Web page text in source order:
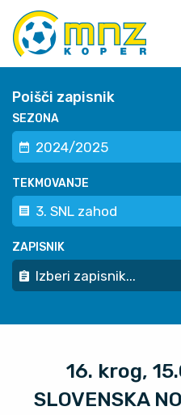
Poišči zapisnik
SEZONA
TEKMOVANJE
ZAPISNIK
16. krog,
SLOVENSKA